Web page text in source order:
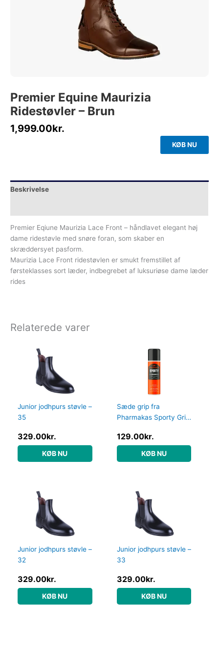
Premier Equine Maurizia
Ridestøvler – Brun
1,999.00kr.
KØB NU
Beskrivelse
Premier Eqiune Maurizia Lace Front – håndlavet elegant høj
dame ridestøvle med snøre foran, som skaber en
skræddersyet pasform.
Maurizia Lace Front ridestøvlen er smukt fremstillet af
førsteklasses sort læder, indbegrebet af luksuriøse dame læder
rides
Relaterede varer
Junior jodhpurs støvle –
35
329.00kr.
KØB NU
Sæde grip fra
Pharmakas Sporty Grip
spray
129.00kr.
KØB NU
Junior jodhpurs støvle –
32
329.00kr.
KØB NU
Junior jodhpurs støvle –
33
329.00kr.
KØB NU